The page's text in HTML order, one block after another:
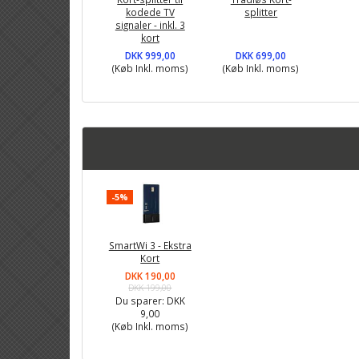
kodede TV
signaler - inkl. 3
kort
DKK 999,00
(Køb Inkl. moms)
splitter
DKK 699,00
(Køb Inkl. moms)
-5%
SmartWi 3 - Ekstra
Kort
DKK 190,00
DKK 199,00
Du sparer: DKK
9,00
(Køb Inkl. moms)